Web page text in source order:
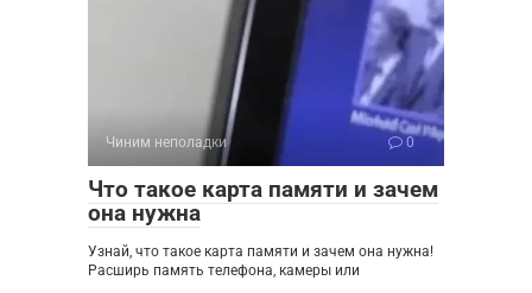
Чиним неполадки 0
Что такое карта памяти и зачем
она нужна
Узнай, что такое карта памяти и зачем она нужна!
Расширь память телефона, камеры или